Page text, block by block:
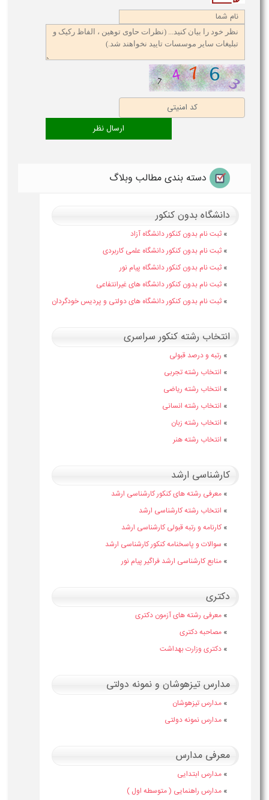
دسته بندی مطالب وبلاگ
دانشگاه بدون کنکور
» ثبت نام بدون کنکور دانشگاه آزاد
» ثبت نام بدون کنکور دانشگاه علمی کاربردی
» ثبت نام بدون کنکور دانشگاه پیام نور
» ثبت نام بدون کنکور دانشگاه های غیرانتفاعی
» ثبت نام بدون کنکور دانشگاه های دولتی و پردیس خودگردان
انتخاب رشته کنکور سراسری
» رتبه و درصد قبولی
» انتخاب رشته تجربی
» انتخاب رشته ریاضی
» انتخاب رشته انسانی
» انتخاب رشته زبان
» انتخاب رشته هنر
کارشناسی ارشد
» معرفی رشته های کنکور کارشناسی ارشد
» انتخاب رشته کارشناسی ارشد
» کارنامه و رتبه قبولی کارشناسی ارشد
» سوالات و پاسخنامه کنکور کارشناسی ارشد
» منابع کارشناسی ارشد فراگیر پیام نور
دکتری
» معرفی رشته های آزمون دکتری
» مصاحبه دکتری
» دکتری وزارت بهداشت
مدارس تیزهوشان و نمونه دولتی
» مدارس تیزهوشان
» مدارس نمونه دولتی
معرفی مدارس
» مدارس ابتدایی
» مدارس راهنمایی ( متوسطه اول )